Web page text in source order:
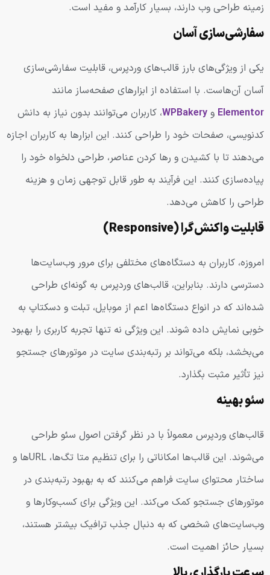
زمینه طراحی وب دارند، بسیار کارآمد و مفید است.
سفارشی‌سازی آسان
یکی از ویژگی‌های بارز قالب‌های وردپرس، قابلیت سفارشی‌سازی
آسان آن‌هاست. با استفاده از ابزارهای صفحه‌ساز مانند
Elementor و WPBakery، کاربران می‌توانند بدون نیاز به دانش
کدنویسی، صفحات خود را طراحی کنند. این ابزارها به کاربران اجازه
می‌دهند تا با کشیدن و رها کردن عناصر، طراحی دلخواه خود را
پیاده‌سازی کنند. این فرآیند به طور قابل توجهی زمان و هزینه
طراحی را کاهش می‌دهد.
قابلیت واکنش‌گرا (Responsive)
امروزه، کاربران به دستگاه‌های مختلفی برای مرور وب‌سایت‌ها
دسترسی دارند. بنابراین، قالب‌های وردپرس به گونه‌ای طراحی
شده‌اند که در انواع دستگاه‌ها اعم از موبایل، تبلت و دسکتاپ به
خوبی نمایش داده شوند. این ویژگی نه تنها تجربه کاربری را بهبود
می‌بخشد، بلکه می‌تواند بر رتبه‌بندی سایت در موتورهای جستجو
نیز تأثیر مثبت بگذارد.
سئو بهینه
قالب‌های وردپرس معمولاً با در نظر گرفتن اصول سئو طراحی
می‌شوند. این قالب‌ها امکاناتی را برای تنظیم متا تگ‌ها، URL‌ها و
ساختار محتوای سایت فراهم می‌کنند که به بهبود رتبه‌بندی در
موتورهای جستجو کمک می‌کند. این ویژگی برای کسب‌وکارها و
وب‌سایت‌های شخصی که به دنبال جذب ترافیک بیشتر هستند،
بسیار حائز اهمیت است.